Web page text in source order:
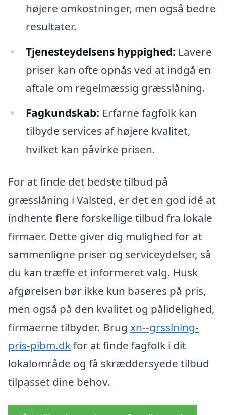
højere omkostninger, men også bedre
resultater.
Tjenesteydelsens hyppighed: Lavere
priser kan ofte opnås ved at indgå en
aftale om regelmæssig græsslåning.
Fagkundskab: Erfarne fagfolk kan
tilbyde services af højere kvalitet,
hvilket kan påvirke prisen.
For at finde det bedste tilbud på
græsslåning i Valsted, er det en god idé at
indhente flere forskellige tilbud fra lokale
firmaer. Dette giver dig mulighed for at
sammenligne priser og serviceydelser, så
du kan træffe et informeret valg. Husk
afgørelsen bør ikke kun baseres på pris,
men også på den kvalitet og pålidelighed,
firmaerne tilbyder. Brug xn--grsslning-
pris-pibm.dkfor at finde fagfolk i dit
lokalområde og få skræddersyede tilbud
tilpasset dine behov.